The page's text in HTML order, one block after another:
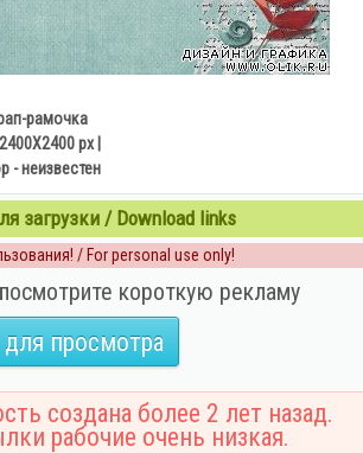
рамочка
px |
- неизвестен
загрузки / Download links
/ For personal use only!
короткую рекламу
просмотра
создана более 2 лет назад.
рабочие очень низкая.